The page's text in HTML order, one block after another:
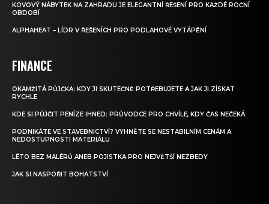
KOVOVÝ NÁBYTEK NA ZAHRADU JE ELEGANTNÍ ŘEŠENÍ PRO KAŽDÉ ROČNÍ
OBDOBÍ
ALPHAHEAT – LÍDR V ŘEŠENÍCH PRO PODLAHOVÉ VYTÁPĚNÍ
FINANCE
OKAMŽITÁ PŮJČKA: KDY JI SKUTEČNĚ POTŘEBUJETE A JAK JI ZÍSKAT
RYCHLE
KDE SI PŮJČIT PENÍZE IHNED: PRŮVODCE PRO CHVÍLE, KDY ČAS NEČEKÁ
PODNIKÁTE VE STAVEBNICTVÍ? VYHNĚTE SE NESTABILNÍM CENÁM A
NEDOSTUPNOSTI MATERIÁLU
LÉTO BEZ MALÉRŮ ANEB POJISTKA PRO NEJVĚTŠÍ NEZBEDY
JAK SI NASPOŘIT BOHATSTVÍ